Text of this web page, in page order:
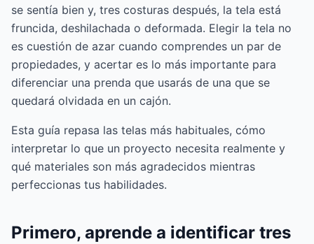
se sentía bien y, tres costuras después, la tela está
fruncida, deshilachada o deformada. Elegir la tela no
es cuestión de azar cuando comprendes un par de
propiedades, y acertar es lo más importante para
diferenciar una prenda que usarás de una que se
quedará olvidada en un cajón.
Esta guía repasa las telas más habituales, cómo
interpretar lo que un proyecto necesita realmente y
qué materiales son más agradecidos mientras
perfeccionas tus habilidades.
Primero, aprende a identificar tres